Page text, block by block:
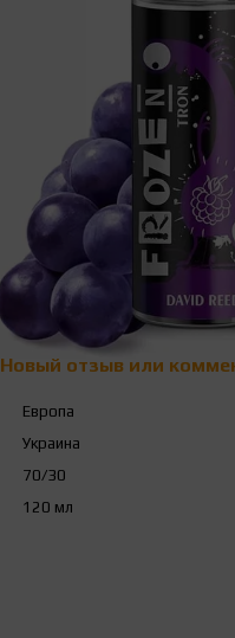
Новый отзыв или
Европа
Украина
70/30
120 мл